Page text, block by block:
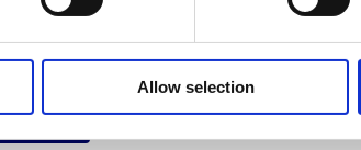
Allow selection
fluenta verbală și observație
elaborarea unui plan terapeutic
Cluj